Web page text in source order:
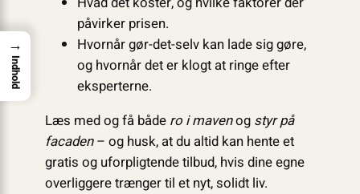
påvirker prisen.
Hvornår gør-det-selv kan lade sig gøre,
og hvornår det er klogt at ringe efter
eksperterne.
Læs med og få både ro i mavenog styr på
facaden– og husk, at du altid kan hente et
gratis og uforpligtende tilbud, hvis dine egne
overliggere trænger til et nyt, solidt liv.
→
Indhold